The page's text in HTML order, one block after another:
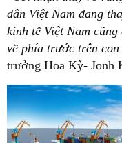
dân Việt Nam đang
kinh tế Việt Nam
về phía trước trên
trưởng Hoa Kỳ- Jonh